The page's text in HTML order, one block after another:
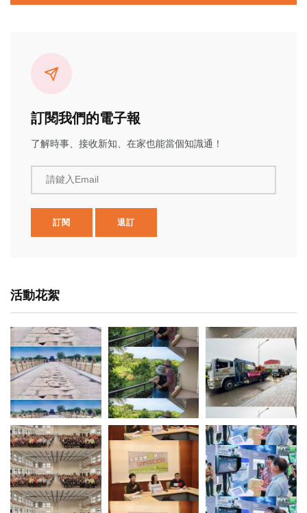
訂閱我們的電子報
了解時事、接收新知、在家也能當個知識通！
請鍵入Email
訂閱 退訂
活動花絮